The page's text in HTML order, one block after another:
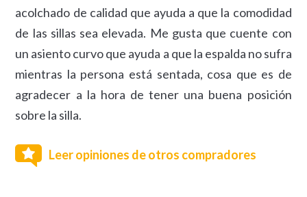
acolchado de calidad que ayuda a que la comodidad
de las sillas sea elevada. Me gusta que cuente con
un asiento curvo que ayuda a que la espalda no sufra
mientras la persona está sentada, cosa que es de
agradecer a la hora de tener una buena posición
sobre la silla.
Leer opiniones de otros compradores